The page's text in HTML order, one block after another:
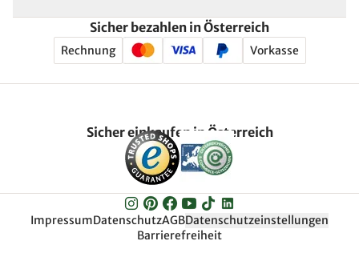
Sicher bezahlen in Österreich
Rechnung Vorkasse
Sicher einkaufen in Österreich
ImpressumDatenschutzAGBDatenschutzeinstellungen
Barrierefreiheit